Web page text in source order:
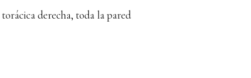
derecha, toda la pared